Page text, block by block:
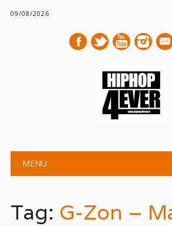
09/08/2026
mail
Main menu
MENU
Tag: G-Zon –